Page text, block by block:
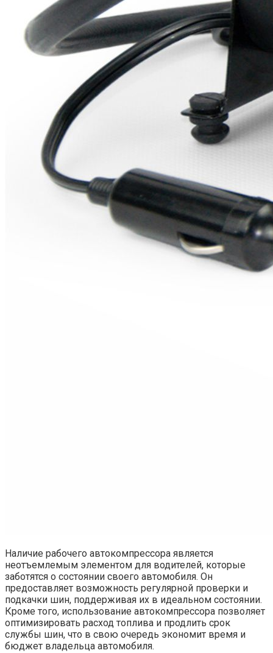
Наличие рабочего автокомпрессора является
неотъемлемым элементом для водителей, которые
заботятся о состоянии своего автомобиля. Он
предоставляет возможность регулярной проверки и
подкачки шин, поддерживая их в идеальном состоянии.
Кроме того, использование автокомпрессора позволяет
оптимизировать расход топлива и продлить срок
службы шин, что в свою очередь экономит время и
бюджет владельца автомобиля.